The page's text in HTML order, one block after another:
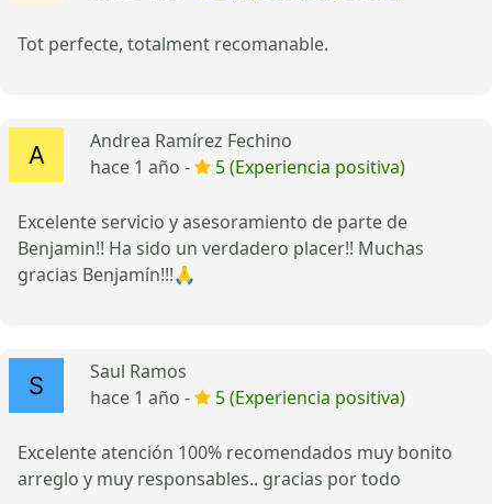
Tot perfecte, totalment recomanable.
Andrea Ramírez Fechino
hace 1 año -
5 (Experiencia positiva)
Excelente servicio y asesoramiento de parte de
Benjamin!! Ha sido un verdadero placer!! Muchas
gracias Benjamín!!!🙏
Saul Ramos
hace 1 año -
5 (Experiencia positiva)
Excelente atención 100% recomendados muy bonito
arreglo y muy responsables.. gracias por todo